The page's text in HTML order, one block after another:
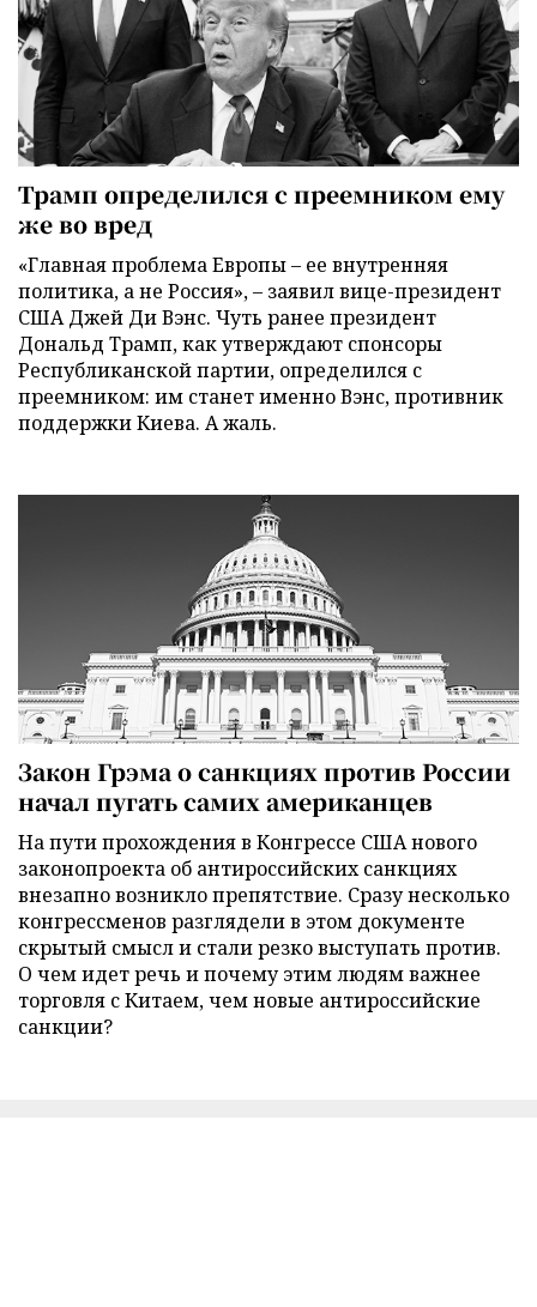
Трамп определился с преемником ему
же во вред
«Главная проблема Европы – ее внутренняя
политика, а не Россия», – заявил вице-президент
США Джей Ди Вэнс. Чуть ранее президент
Дональд Трамп, как утверждают спонсоры
Республиканской партии, определился с
преемником: им станет именно Вэнс, противник
поддержки Киева. А жаль.
Закон Грэма о санкциях против России
начал пугать самих американцев
На пути прохождения в Конгрессе США нового
законопроекта об антироссийских санкциях
внезапно возникло препятствие. Сразу несколько
конгрессменов разглядели в этом документе
скрытый смысл и стали резко выступать против.
О чем идет речь и почему этим людям важнее
торговля с Китаем, чем новые антироссийские
санкции?